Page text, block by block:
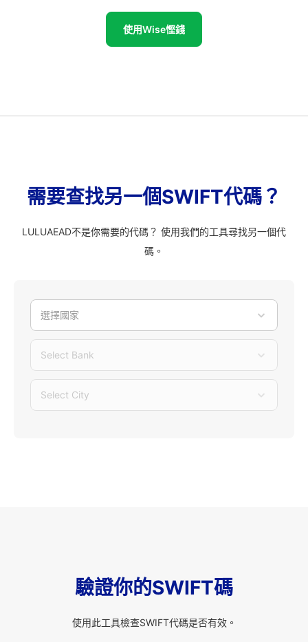
使用Wise慳錢
需要查找另一個SWIFT代碼？
LULUAEAD不是你需要的代碼？ 使用我們的工具尋找另一個代
碼。
選擇國家
Select Bank
Select City
驗證你的SWIFT碼
使用此工具檢查SWIFT代碼是否有效。